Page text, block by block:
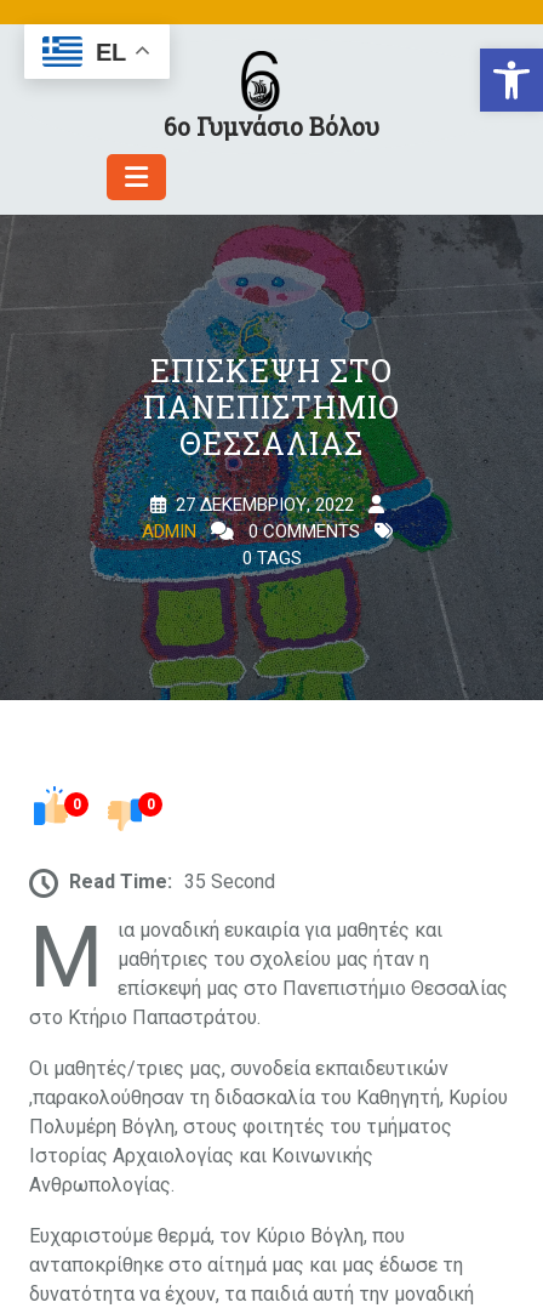
content
6ο Γυμνάσιο Βόλου
ΕΠΊΣΚΕΨΗ ΣΤΟ
ΠΑΝΕΠΙΣΤΉΜΙΟ
ΘΕΣΣΑΛΊΑΣ
27 ΔΕΚΕΜΒΡΊΟΥ, 2022
ADMIN
0 COMMENTS
0 TAGS
0 0
Read Time: 35 Second
Μ
ια μοναδική ευκαιρία για μαθητές και
μαθήτριες του σχολείου μας ήταν η
επίσκεψή μας στο Πανεπιστήμιο Θεσσαλίας
στο Κτήριο Παπαστράτου.
Οι μαθητές/τριες μας, συνοδεία εκπαιδευτικών
,παρακολούθησαν τη διδασκαλία του Καθηγητή, Κυρίου
Πολυμέρη Βόγλη, στους φοιτητές του τμήματος
Ιστορίας Αρχαιολογίας και Κοινωνικής
Ανθρωπολογίας.
Ευχαριστούμε θερμά, τον Κύριο Βόγλη, που
ανταποκρίθηκε στο αίτημά μας και μας έδωσε τη
δυνατότητα να έχουν, τα παιδιά αυτή την μοναδική
EL